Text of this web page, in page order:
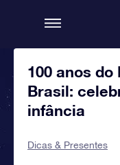
100 anos
Brasil:
infância
Dicas & Presentes